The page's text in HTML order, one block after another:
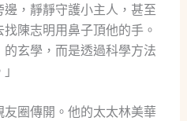
，靜靜守護小主人，甚至
陳志明用鼻子頂他的手。
的玄學，而是透過科學方法
圈傳開。他的太太林美華